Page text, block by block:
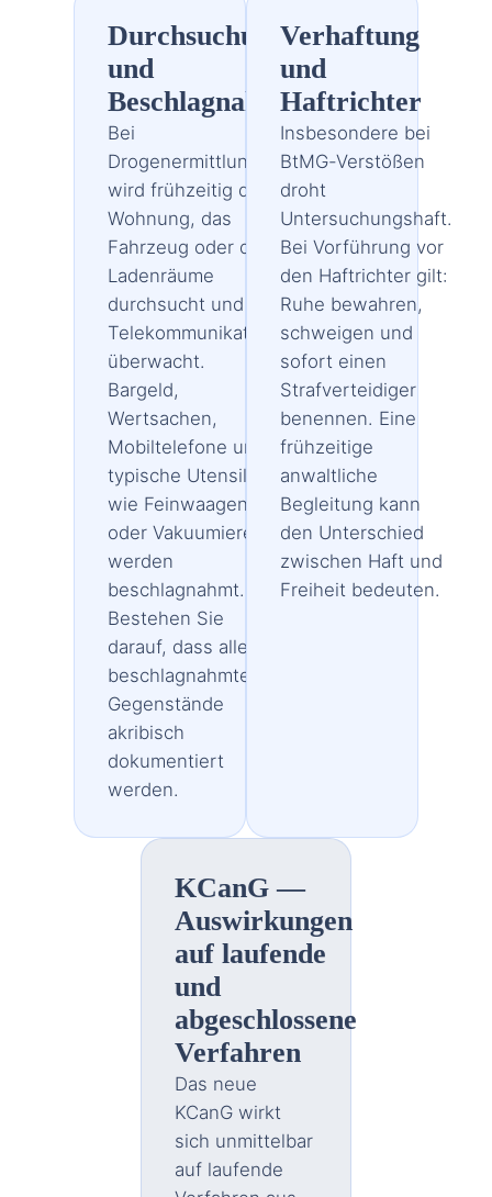
Durchsuchung
und
Beschlagnahme
Bei
Drogenermittlungen
wird frühzeitig die
Wohnung, das
Fahrzeug oder die
Ladenräume
durchsucht und die
Telekommunikation
überwacht.
Bargeld,
Wertsachen,
Mobiltelefone und
typische Utensilien
wie Feinwaagen
oder Vakuumierer
werden
beschlagnahmt.
Bestehen Sie
darauf, dass alle
beschlagnahmten
Gegenstände
akribisch
dokumentiert
werden.
Verhaftung
und
Haftrichter
Insbesondere bei
BtMG-Verstößen
droht
Untersuchungshaft.
Bei Vorführung vor
den Haftrichter gilt:
Ruhe bewahren,
schweigen und
sofort einen
Strafverteidiger
benennen. Eine
frühzeitige
anwaltliche
Begleitung kann
den Unterschied
zwischen Haft und
Freiheit bedeuten.
KCanG —
Auswirkungen
auf laufende
und
abgeschlossene
Verfahren
Das neue
KCanG wirkt
sich unmittelbar
auf laufende